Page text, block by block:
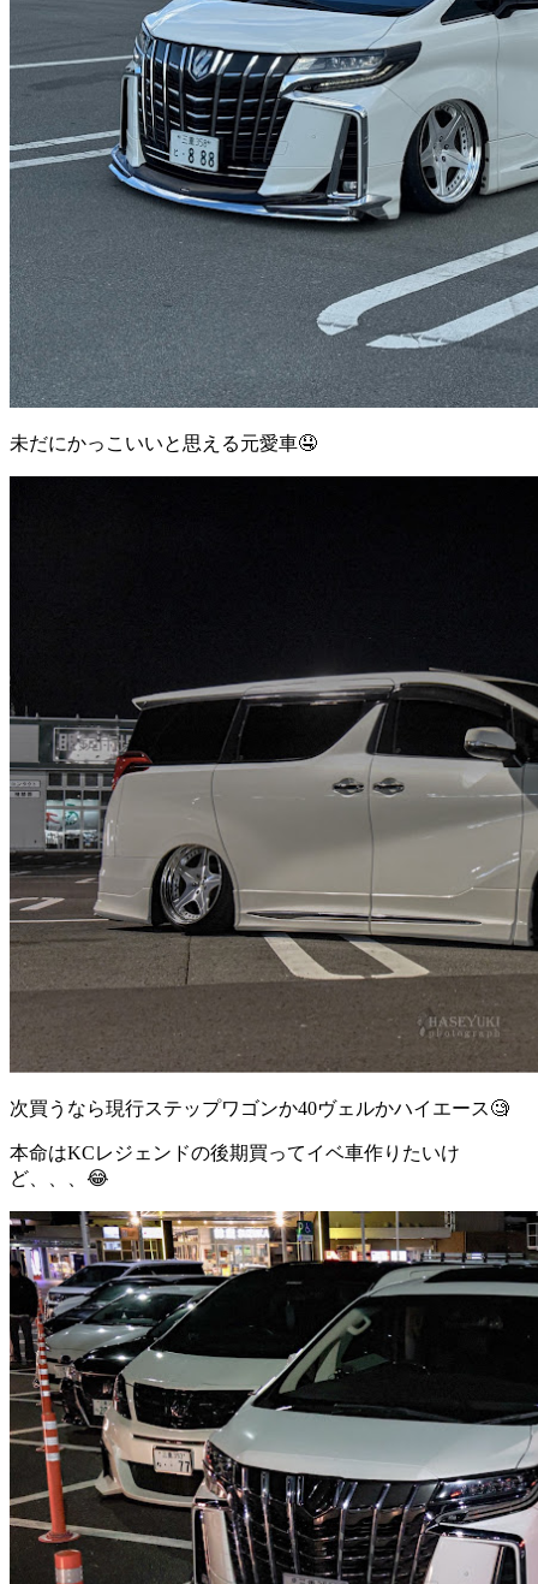
未だにかっこいいと思える元愛車🤤
次買うなら現行ステップワゴンか40ヴェルかハイエース🧐
本命はKCレジェンドの後期買ってイベ車作りたいけ
ど、、、😂